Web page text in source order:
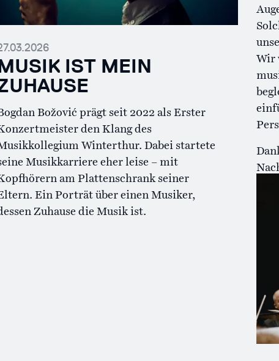
Wir
IST MEIN
Božović prägt seit 2022 als Erster
den Klang des
Winterthur. Dabei startete
Musikkarriere eher leise – mit
am Plattenschrank seiner
Ein Porträt über einen Musiker,
Zuhause die Musik ist.